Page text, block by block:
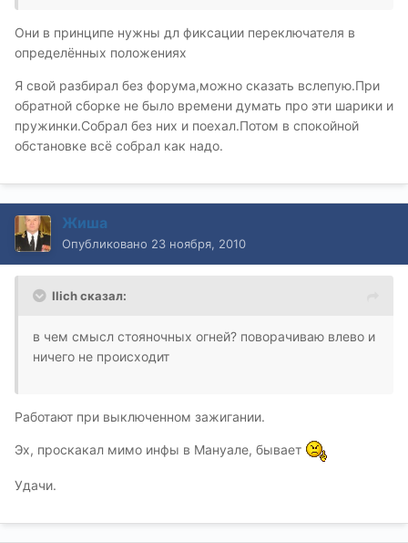
Они в принципе нужны дл фиксации переключателя в
определённых положениях
Я свой разбирал без форума,можно сказать вслепую.При
обратной сборке не было времени думать про эти шарики и
пружинки.Собрал без них и поехал.Потом в спокойной
обстановке всё собрал как надо.
Жиша
Опубликовано 23 ноября, 2010
Ilich сказал:
в чем смысл стояночных огней? поворачиваю влево и
ничего не происходит
Работают при выключенном зажигании.
Эх, проскакал мимо инфы в Мануале, бывает
Удачи.